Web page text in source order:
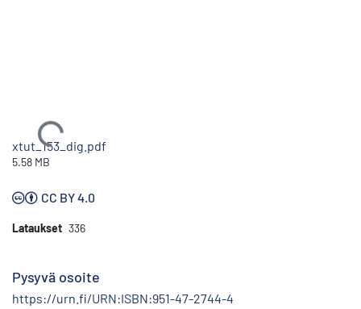
Ladataan...
xtut_153_dig.pdf
5.58 MB
CC BY 4.0
Lataukset 336
Pysyvä osoite
https://urn.fi/URN:ISBN:951-47-2744-4